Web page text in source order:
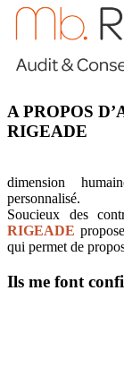
A PROPOS
RIGEADE
dimension
personnalisé.
Soucieux des
RIGEADE
qui permet de
Ils me font